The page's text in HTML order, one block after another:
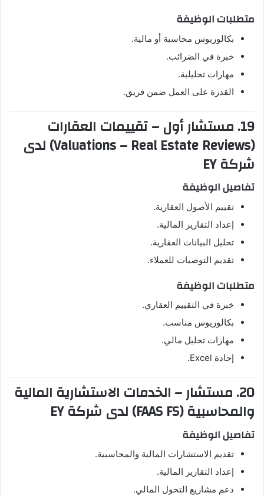
متطلبات الوظيفة
بكالوريوس محاسبة أو مالية.
خبرة في الضرائب.
مهارات تحليلية.
القدرة على العمل ضمن فريق.
19. مستشار أول – تقييمات العقارات
(Valuations – Real Estate Reviews) لدى
شركة EY
تفاصيل الوظيفة
تقييم الأصول العقارية.
إعداد التقارير المالية.
تحليل البيانات العقارية.
تقديم التوصيات للعملاء.
متطلبات الوظيفة
خبرة في التقييم العقاري.
بكالوريوس مناسب.
مهارات تحليل مالي.
إجادة Excel.
20. مستشار – الخدمات الاستشارية المالية
والمحاسبية (FAAS FS) لدى شركة EY
تفاصيل الوظيفة
تقديم الاستشارات المالية والمحاسبية.
إعداد التقارير المالية.
دعم مشاريع التحول المالي.